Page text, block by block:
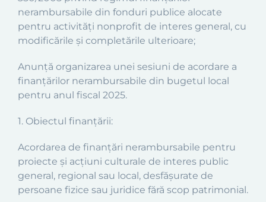
nerambursabile din fonduri publice alocate
pentru activități nonprofit de interes general, cu
modificările și completările ulterioare;
Anunță organizarea unei sesiuni de acordare a
finanțărilor nerambursabile din bugetul local
pentru anul fiscal 2025.
1. Obiectul finanțării:
Acordarea de finanțări nerambursabile pentru
proiecte și acțiuni culturale de interes public
general, regional sau local, desfășurate de
persoane fizice sau juridice fără scop patrimonial.